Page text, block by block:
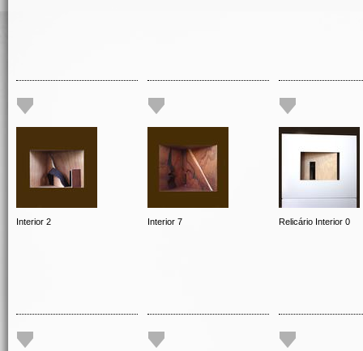
Interior 2 Interior 7 Relicário Interior 0